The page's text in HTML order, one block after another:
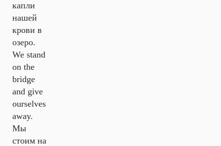
капли
нашей
крови в
озеро.
We stand
on the
bridge
and give
ourselves
away.
Мы
стоим на